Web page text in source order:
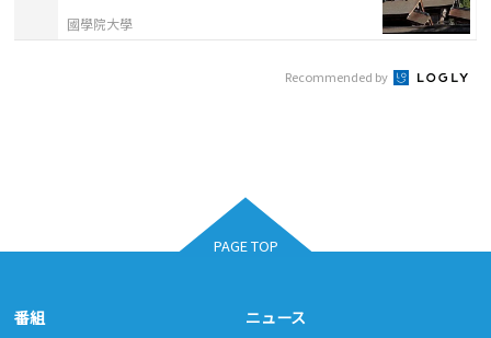
國學院大學
Recommended by
PAGE TOP
番組 ニュース